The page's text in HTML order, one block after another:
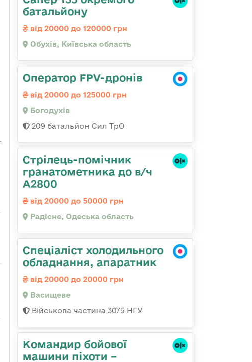
батальйону
від 20000 до 120000 грн
Обухів, Київська область
Оператор FPV-дронів
від 20000 до 125000 грн
Богодухів
209 батальйон Сил ТрО
Стрілець-помічник
гранатометника до в/ч
А2800
від 20000 до 50000 грн
Радісне, Одеська область
Спеціаліст холодильного
обладнання, апаратник
від 20000 до 20000 грн
Васищеве
Військова частина 3075 НГУ
Командир бойової
машини піхоти –